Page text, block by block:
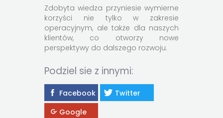
Zdobyta wiedza przyniesie wymierne
korzyści nie tylko w zakresie
operacyjnym, ale także dla naszych
klientów, co otworzy nowe
perspektywy do dalszego rozwoju.
Podziel sie z innymi:
Facebook
Twitter
Google